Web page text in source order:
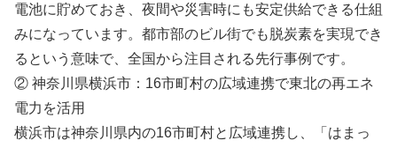
電池に貯めておき、夜間や災害時にも安定供給できる仕組
みになっています。都市部のビル街でも脱炭素を実現でき
るという意味で、全国から注目される先行事例です。
② 神奈川県横浜市：16市町村の広域連携で東北の再エネ
電力を活用
横浜市は神奈川県内の16市町村と広域連携し、「はまっ